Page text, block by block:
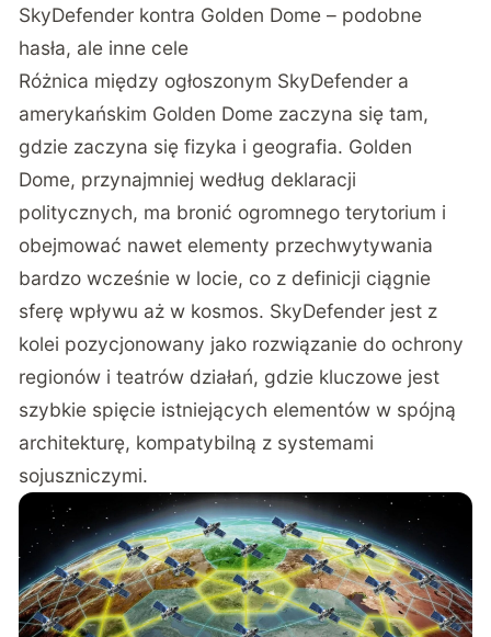
SkyDefender kontra Golden Dome – podobne
hasła, ale inne cele
Różnica między ogłoszonym SkyDefender a
amerykańskim Golden Dome zaczyna się tam,
gdzie zaczyna się fizyka i geografia. Golden
Dome, przynajmniej według deklaracji
politycznych, ma bronić ogromnego terytorium i
obejmować nawet elementy przechwytywania
bardzo wcześnie w locie, co z definicji ciągnie
sferę wpływu aż w kosmos. SkyDefender jest z
kolei pozycjonowany jako rozwiązanie do ochrony
regionów i teatrów działań, gdzie kluczowe jest
szybkie spięcie istniejących elementów w spójną
architekturę, kompatybilną z systemami
sojuszniczymi.